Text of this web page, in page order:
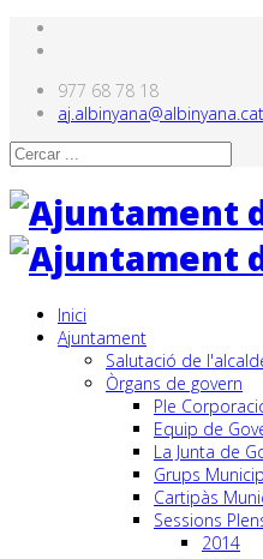
977 68 78 18
aj.albinyana@albinyana.cat
Inici
Ajuntament
Salutació de
Òrgans de govern
Ple
Equip de
La Junta de
Grups
Cartipàs
Sessions
2014